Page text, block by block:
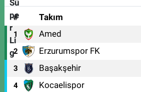
# Takım
1 Amed
2 Erzurumspor FK
3 Başakşehir
4 Kocaelispor